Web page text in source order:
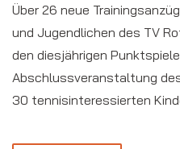
Über 26 neue
und Jugendlichen des TV
den diesjährigen
Abschlussveranstaltung
30 tennisinteressierten